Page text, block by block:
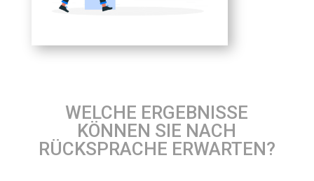
WELCHE ERGEBNISSE
KÖNNEN SIE NACH
RÜCKSPRACHE ERWARTEN?